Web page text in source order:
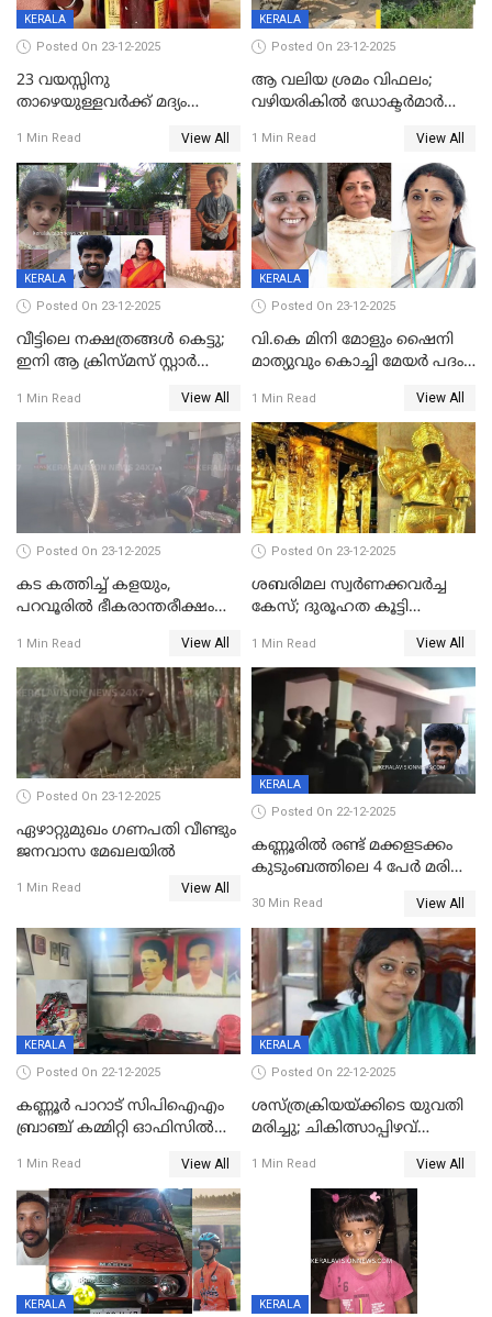
KERALA
Posted On 23-12-2025
23 വയസ്സിനു
താഴെയുള്ളവർക്ക് മദ്യം
നടപടി;സ്ഥാപനങ്ങൾക്കെതിരെ
രണ്ട് കേസുകൾ
1 Min Read View All
KERALA
Posted On 23-12-2025
ആ വലിയ ശ്രമം വിഫലം;
വഴിയരികില്‍ ‌ഡോക്ടര്‍മാര്‍
മരണത്തിന് കീഴടങ്ങി
1 Min Read View All
KERALA
Posted On 23-12-2025
വീട്ടിലെ നക്ഷത്രങ്ങൾ കെട്ടു;
ഇനി ആ ക്രിസ്മസ് സ്റ്റാർ
വേണ്ടിയുള്ള
പിടിവലിക്കിടയിൽ
അപ്പൂപ്പനെതിരെ പോക്സോ
കേസ് ഒടുവിൽ 4 ജീവനുകൾ
പൊലിഞ്ഞു
1 Min Read View All
KERALA
Posted On 23-12-2025
വി.കെ മിനി മോളും ഷൈനി
മാത്യുവും കൊച്ചി മേയർ പദം
മേയറാകില്ല
1 Min Read View All
Posted On 23-12-2025
കട കത്തിച്ച് കളയും,
പറവൂരില്‍ ഭീകരാന്തരീക്ഷം
1 Min Read View All
Posted On 23-12-2025
ശബരിമല സ്വര്‍ണക്കവര്‍ച്ച
കേസ്; ദുരൂഹത കൂട്ടി
1 Min Read View All
Posted On 23-12-2025
ഏഴാറ്റുമുഖം ഗണപതി വീണ്ടും
ജനവാസ മേഖലയിൽ
1 Min Read View All
KERALA
Posted On 22-12-2025
കണ്ണൂരിൽ രണ്ട് മക്കളടക്കം
കുടുംബത്തിലെ 4 പേർ മരിച്ച
30 Min Read View All
KERALA
Posted On 22-12-2025
കണ്ണൂർ പാറാട് സിപിഐഎം
ബ്രാഞ്ച് കമ്മിറ്റി ഓഫിസിൽ
ചിത്രങ്ങളടക്കം കത്തിയ
നിലയിൽ
1 Min Read View All
KERALA
Posted On 22-12-2025
ശസ്ത്രക്രിയയ്‌ക്കിടെ യുവതി
മരിച്ചു; ചികിത്സാപ്പിഴവ്
സംഭവം മാവേലിക്കരയിൽ
1 Min Read View All
KERALA KERALA